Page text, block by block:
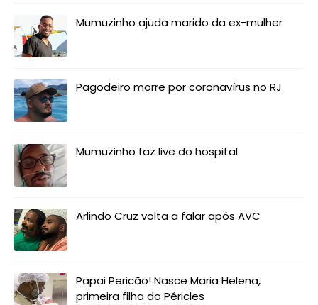
Mumuzinho ajuda marido da ex-mulher
Pagodeiro morre por coronavírus no RJ
Mumuzinho faz live do hospital
Arlindo Cruz volta a falar após AVC
Papai Pericão! Nasce Maria Helena,
primeira filha do Péricles